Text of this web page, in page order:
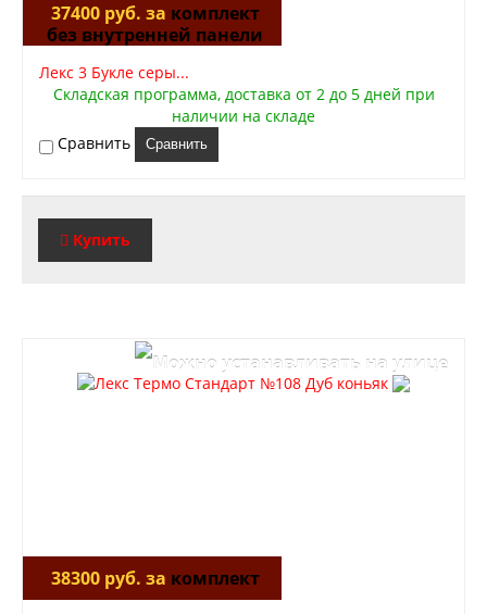
37400 руб. за комплект
без внутренней панели
Лекс 3 Букле серы...
Складская программа, доставка от 2 до 5 дней при
наличии на складе
Сравнить
Сравнить
Купить
38300 руб. за комплект